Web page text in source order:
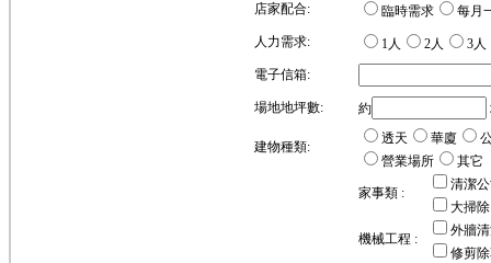
店家配合:
臨時需求
每月
人力需求:
1人 2人
3人
電子信箱:
場地地坪數: 約
建物種類:
透天 華廈
營業場所
其它
家事類 :
清潔
大掃除
機械工程 :
外牆
修剪